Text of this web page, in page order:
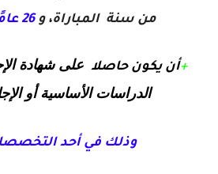
من سنة المباراة، و 26 عامًا
+أن يكون حاصلا على شهادة
الدراسات الأساسية أو
وذلك في أحد